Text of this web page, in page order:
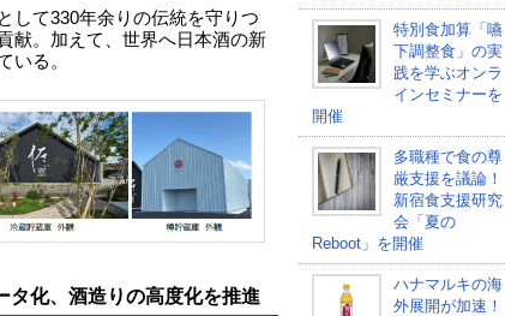
して330年余りの伝統を守りつ
献。加えて、世界へ日本酒の新
いる。
タ化、酒造りの高度化を推進
特別食加算「嚥
下調整食」の実
践を学ぶオンラ
インセミナーを
開催
多職種で食の尊
厳支援を議論！
新宿食支援研究
会「夏の
Reboot」を開催
ハナマルキの海
外展開が加速！